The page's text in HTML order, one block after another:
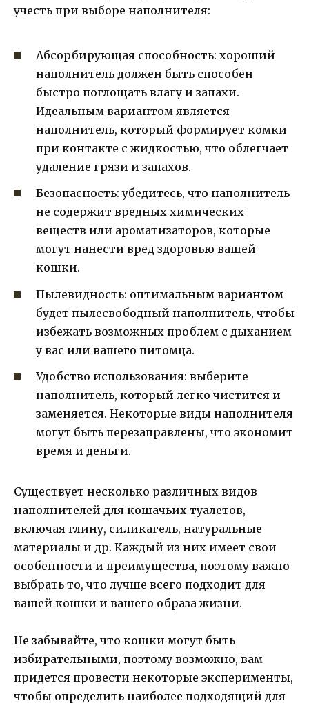
учесть при выборе наполнителя:
Абсорбирующая способность: хороший
наполнитель должен быть способен
быстро поглощать влагу и запахи.
Идеальным вариантом является
наполнитель, который формирует комки
при контакте с жидкостью, что облегчает
удаление грязи и запахов.
Безопасность: убедитесь, что наполнитель
не содержит вредных химических
веществ или ароматизаторов, которые
могут нанести вред здоровью вашей
кошки.
Пылевидность: оптимальным вариантом
будет пылесвободный наполнитель, чтобы
избежать возможных проблем с дыханием
у вас или вашего питомца.
Удобство использования: выберите
наполнитель, который легко чистится и
заменяется. Некоторые виды наполнителя
могут быть перезаправлены, что экономит
время и деньги.
Существует несколько различных видов
наполнителей для кошачьих туалетов,
включая глину, силикагель, натуральные
материалы и др. Каждый из них имеет свои
особенности и преимущества, поэтому важно
выбрать то, что лучше всего подходит для
вашей кошки и вашего образа жизни.
Не забывайте, что кошки могут быть
избирательными, поэтому возможно, вам
придется провести некоторые эксперименты,
чтобы определить наиболее подходящий для